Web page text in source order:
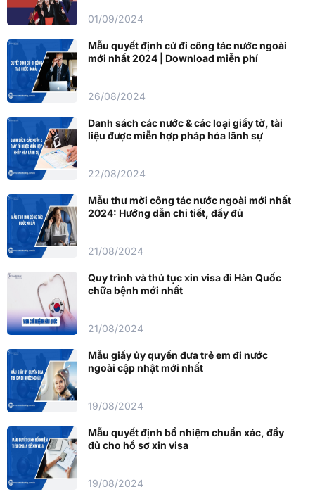
01/09/2024
Mẫu quyết định cử đi công tác nước ngoài
mới nhất 2024 | Download miễn phí
26/08/2024
Danh sách các nước & các loại giấy tờ, tài
liệu được miễn hợp pháp hóa lãnh sự
22/08/2024
Mẫu thư mời công tác nước ngoài mới nhất
2024: Hướng dẫn chi tiết, đầy đủ
21/08/2024
Quy trình và thủ tục xin visa đi Hàn Quốc
chữa bệnh mới nhất
21/08/2024
Mẫu giấy ủy quyền đưa trẻ em đi nước
ngoài cập nhật mới nhất
19/08/2024
Mẫu quyết định bổ nhiệm chuẩn xác, đầy
đủ cho hồ sơ xin visa
19/08/2024